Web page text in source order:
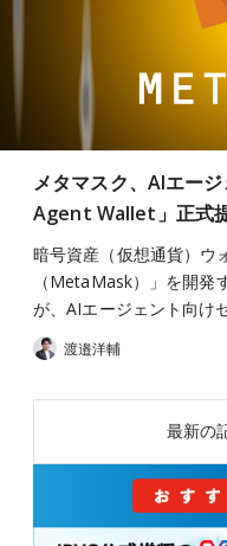
メタマスク、AIエー
Agent Wallet」正式
暗号資産（仮想通貨）ウ
（MetaMask）」を開発
が、AIエージェント向け
渡邉洋輔
最新の